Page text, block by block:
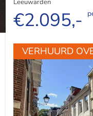
Leeuwarden
€2.095,-
VERHUURD